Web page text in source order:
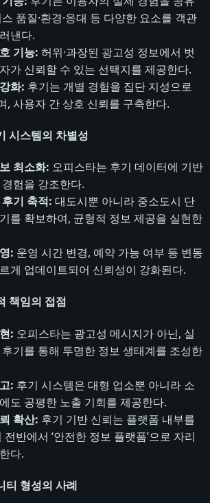
품질·환경·응대 등 다양한 요소를 객관
낸다.
기능: 허위·과장된 광고성 정보에서 벗
가 신뢰할 수 있는 선택지를 제공한다.
화: 후기는 개별 경험을 집단 지성으로
, 사용자 간 상호 신뢰를 구축한다.
시스템의 차별성
최소화: 오피스타는 후기 데이터에 기반
험을 강조한다.
기 축적: 대도시뿐 아니라 중소도시 단
를 확보하여, 균형적 정보 제공을 실현한
: 운영 시간 변경, 예약 가능 여부 등 변동
게 업데이트되어 신뢰성이 강화된다.
책임의 접점
: 오피스타는 광고성 메시지가 아닌, 실
기를 통해 투명한 정보 생태계를 조성한
: 후기 시스템은 대형 업소뿐 아니라 소
도 공평한 노출 기회를 제공한다.
확산: 후기 기반 신뢰는 플랫폼 내부를
전반에서 ‘안전한 정보 플랫폼’으로 자리
다.
티 형성의 사례